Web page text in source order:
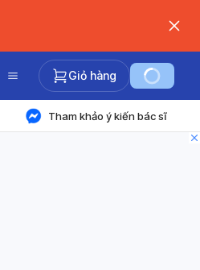
Giỏ hàng
Tham khảo ý kiến bác sĩ